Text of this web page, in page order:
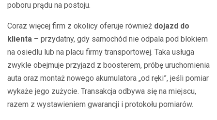
poboru prądu na postoju.
Coraz więcej firm z okolicy oferuje również dojazd do
klienta – przydatny, gdy samochód nie odpala pod blokiem
na osiedlu lub na placu firmy transportowej. Taka usługa
zwykle obejmuje przyjazd z boosterem, próbę uruchomienia
auta oraz montaż nowego akumulatora „od ręki”, jeśli pomiar
wykaże jego zużycie. Transakcja odbywa się na miejscu,
razem z wystawieniem gwarancji i protokołu pomiarów.